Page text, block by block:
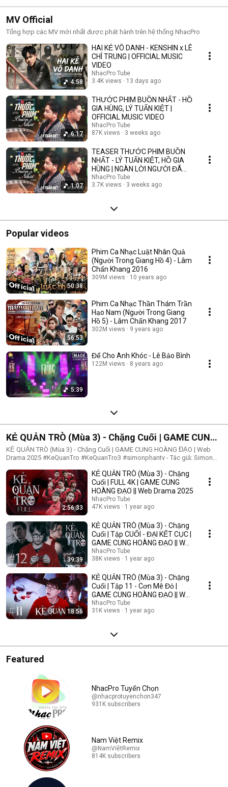
MV Official
Tổng hợp các MV mới nhất được phát hành trên hệ thống NhacPro
4:58
HAI KẺ VÔ DANH - KENSHIN x LÊ
CHÍ TRUNG | OFFICIAL MUSIC
VIDEO
NhacPro Tube
3.4K views
13 days ago
6:17
THƯỚC PHIM BUỒN NHẤT - HỒ
GIA HÙNG, LÝ TUẤN KIỆT |
OFFICIAL MUSIC VIDEO
NhacPro Tube
87K views
3 weeks ago
1:07
TEASER THƯỚC PHIM BUỒN
NHẤT - LÝ TUẤN KIỆT, HỒ GIA
HÙNG | NGÀN LỜI NGƯỜI ĐÃ
NÓI KHÔNG SAI ....
NhacPro Tube
3.7K views
3 weeks ago
Popular videos
50:38
Phim Ca Nhạc Luật Nhân Quả
(Người Trong Giang Hồ 4) - Lâm
Chấn Khang 2016
309M views 10 years ago
56:53
Phim Ca Nhạc Thần Thám Trần
Hạo Nam (Người Trong Giang
Hồ 5) - Lâm Chấn Khang 2017
302M views 9 years ago
5:39
Để Cho Anh Khóc - Lê Bảo Bình
122M views 8 years ago
KẺ QUẢN TRÒ (Mùa 3) - Chặng Cuối | GAME CUNG
HOÀNG ĐẠO | Web Drama 2025
KẺ QUẢN TRÒ (Mùa 3) - Chặng Cuối | GAME CUNG HOÀNG ĐẠO | Web
Drama 2025 #KeQuanTro #KeQuanTro3 #simonphantv - Tác giả: Simon
Khánh Duy ► Một trò chơi kỳ lạ, với mức thưởng tiền tỷ. Một trò chơi
mang hơi hướng của show truyền hình thực tế, nhưng dần trở nên đen tối
hơn quà từng vòng. Ai sẽ là người chiến thắng cuối cùng?. Mục đích của
KẺ QUẢN TRÒ là gì?. Và gương mặt đằng sau chiếc mặt nạ. Tất cả sẽ tiết
lộ trong seri web drama KẺ QUẢN TRÒ (Mùa 3) Simon Phan _ Anh trai
Simon Huỳnh Nhựt _ Diễn viên Huỳnh Nhựt Bnat _ Ca sĩ Bnat Bảo Ngân _
Cô giáo Bảo Ngân Trúc _ TikToker Trúc Khánh Duy _ Nghệ sĩ Khánh Duy
Simon Phan _ Em trai Cá Hồi
2:56:33
KẺ QUẢN TRÒ (Mùa 3) - Chặng
Cuối | FULL 4K | GAME CUNG
HOÀNG ĐẠO || Web Drama 2025
NhacPro Tube
47K views
1 year ago
39:39
KẺ QUẢN TRÒ (Mùa 3) - Chặng
Cuối | Tập CUỐI - ĐẠI KẾT CỤC |
GAME CUNG HOÀNG ĐẠO || Web
Drama 2025
NhacPro Tube
38K views
1 year ago
18:56
KẺ QUẢN TRÒ (Mùa 3) - Chặng
Cuối | Tập 11 - Cơn Mê Đỏ |
GAME CUNG HOÀNG ĐẠO || Web
Drama 2025
NhacPro Tube
31K views
1 year ago
Featured
NhacPro Tuyển Chọn
@nhacprotuyenchon347
931K subscribers
Nam Việt Remix
@NamViệtRemix
814K subscribers